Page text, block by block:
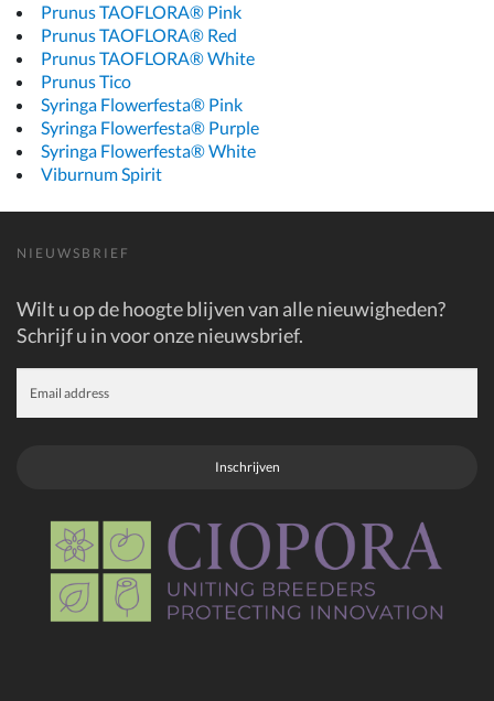
Prunus TAOFLORA® Pink
Prunus TAOFLORA® Red
Prunus TAOFLORA® White
Prunus Tico
Syringa Flowerfesta® Pink
Syringa Flowerfesta® Purple
Syringa Flowerfesta® White
Viburnum Spirit
NIEUWSBRIEF
Wilt u op de hoogte blijven van alle nieuwigheden?
Schrijf u in voor onze nieuwsbrief.
Inschrijven